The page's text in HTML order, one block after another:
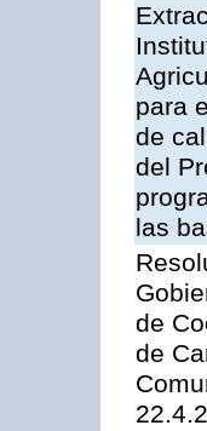
para
de
del
las
de
de